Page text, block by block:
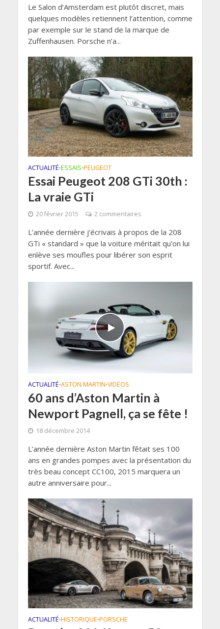
Le Salon d’Amsterdam est plutôt discret, mais
quelques modèles retiennent l’attention, comme
par exemple sur le stand de la marque de
Zuffenhausen. Porsche n’a...
ACTUALITÉ•ESSAIS•PEUGEOT
Essai Peugeot 208 GTi 30th :
La vraie GTi
20 février 2015 2 commentaires
L’année dernière j’écrivais à propos de la 208
GTi « standard » que la voiture méritait qu’on lui
enlève ses moufles pour libérer son esprit
sportif. Avec...
ACTUALITÉ•ASTON MARTIN•VIDÉOS
60 ans d’Aston Martin à
Newport Pagnell, ça se fête !
18 décembre 2014
L’année dernière Aston Martin fêtait ses 100
ans en grandes pompes avec la présentation du
très beau concept CC100, 2015 marquera un
autre anniversaire pour...
ACTUALITÉ•HISTORIQUE•PORSCHE